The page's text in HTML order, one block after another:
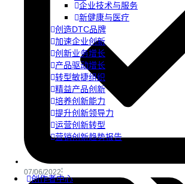
企业技术与服务
新健康与医疗
创造DTC品牌
加速企业创新
创新业务增长
产品驱动增长
转型敏捷组织
精益产品创新
培养创新能力
提升创新领导力
运营创新转型
营销创新趋势报告
创作者中心
07/06/2022